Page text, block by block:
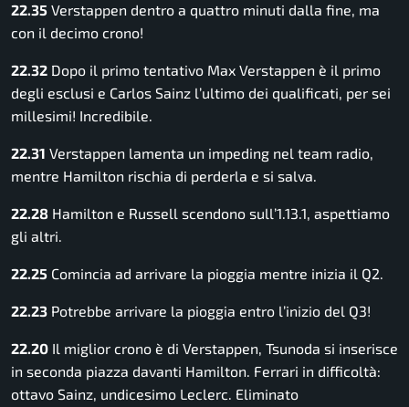
22.35 Verstappen dentro a quattro minuti dalla fine, ma
con il decimo crono!
22.32 Dopo il primo tentativo Max Verstappen è il primo
degli esclusi e Carlos Sainz l’ultimo dei qualificati, per sei
millesimi! Incredibile.
22.31 Verstappen lamenta un impeding nel team radio,
mentre Hamilton rischia di perderla e si salva.
22.28 Hamilton e Russell scendono sull’1.13.1, aspettiamo
gli altri.
22.25 Comincia ad arrivare la pioggia mentre inizia il Q2.
22.23 Potrebbe arrivare la pioggia entro l’inizio del Q3!
22.20 Il miglior crono è di Verstappen, Tsunoda si inserisce
in seconda piazza davanti Hamilton. Ferrari in difficoltà:
ottavo Sainz, undicesimo Leclerc. Eliminato